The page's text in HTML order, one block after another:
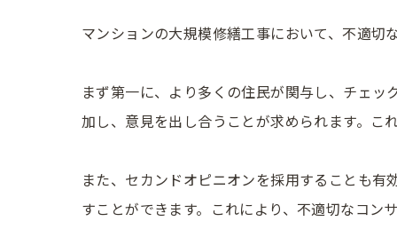
マンションの大規模修繕工事において、不適切
まず第一に、より多くの住民が関与し、チェ
加し、意見を出し合うことが求められます。こ
また、セカンドオピニオンを採用することも
すことができます。これにより、不適切なコン